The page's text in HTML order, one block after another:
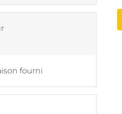
fourni